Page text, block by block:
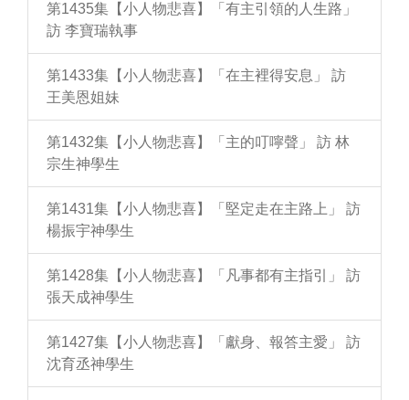
第1435集【小人物悲喜】「有主引領的人生路」
訪 李寶瑞執事
第1433集【小人物悲喜】「在主裡得安息」 訪
王美恩姐妹
第1432集【小人物悲喜】「主的叮嚀聲」 訪 林
宗生神學生
第1431集【小人物悲喜】「堅定走在主路上」 訪
楊振宇神學生
第1428集【小人物悲喜】「凡事都有主指引」 訪
張天成神學生
第1427集【小人物悲喜】「獻身、報答主愛」 訪
沈育丞神學生